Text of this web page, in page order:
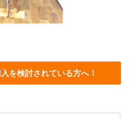
を検討されている方へ！